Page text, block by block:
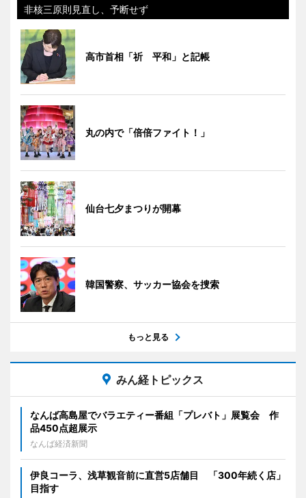
非核三原則見直し、予断せず
高市首相「祈 平和」と記帳
丸の内で「倍倍ファイト！」
仙台七夕まつりが開幕
韓国警察、サッカー協会を捜索
もっと見る
みん経トピックス
なんば高島屋でバラエティー番組「プレバト」展覧会 作
品450点超展示
なんば経済新聞
伊良コーラ、浅草観音前に直営5店舗目 「300年続く店」
目指す